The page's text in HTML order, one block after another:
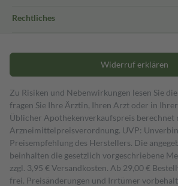
Rechtliches
Widerruf erklären
Zu Risiken und Nebenwirkungen lesen Sie
fragen Sie Ihre Ärztin, Ihren Arzt oder in
Üblicher Apothekenverkaufspreis berechnet
Arzneimittelpreisverordnung. UVP:
Preisempfehlung des Herstellers. Die
beinhalten die gesetzlich vorgeschriebene
zzgl. 3,95 € Versandkosten. Ab 29,00 €
frei. Preisänderungen und Irrtümer